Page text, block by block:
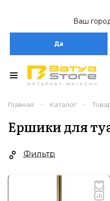
Ваш
Да
Главная – Каталог –
Ершики для
Фильтр